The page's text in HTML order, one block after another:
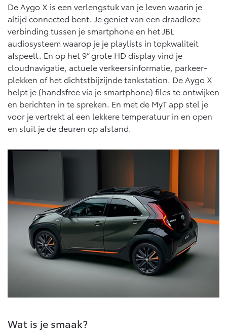
De Aygo X is een verlengstuk van je leven waarin je
altijd connected bent. Je geniet van een draadloze
verbinding tussen je smartphone en het JBL
audiosysteem waarop je je playlists in topkwaliteit
afspeelt. En op het 9” grote HD display vind je
cloudnavigatie, actuele verkeersinformatie, parkeer-
plekken of het dichtstbijzijnde tankstation. De Aygo X
helpt je (handsfree via je smartphone) files te ontwijken
en berichten in te spreken. En met de MyT app stel je
voor je vertrekt al een lekkere temperatuur in en open
en sluit je de deuren op afstand.
Wat is je smaak?